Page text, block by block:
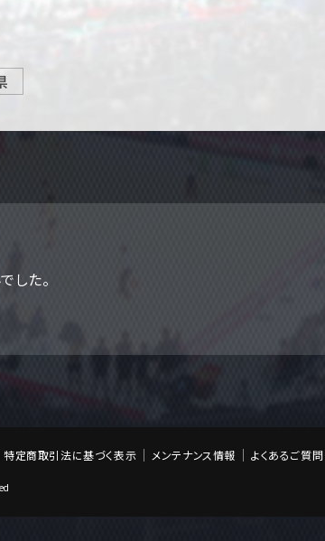
した。
特定商取引法に基づく表示 メンテナンス情報 よくあるご質問